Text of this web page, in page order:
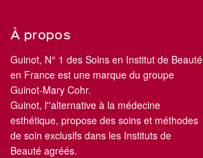
À propos
Guinot, N° 1 des Soins en Institut de Beauté
en France est une marque du groupe
Guinot-Mary Cohr.
Guinot, l''alternative à la médecine
esthétique, propose des soins et méthodes
de soin exclusifs dans les Instituts de
Beauté agréés.